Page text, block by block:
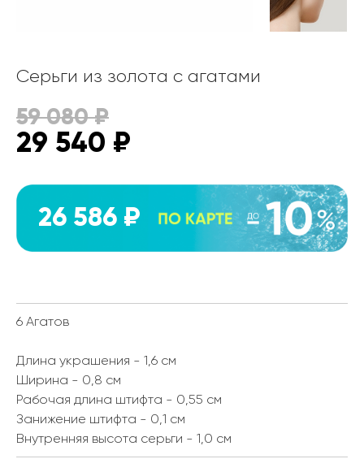
Серьги из золота с агатами
59 080₽
29 540 ₽
26 586 ₽
6 Агатов
Длина украшения - 1,6 см
Ширина - 0,8 см
Рабочая длина штифта - 0,55 см
Занижение штифта - 0,1 см
Внутренняя высота серьги - 1,0 см